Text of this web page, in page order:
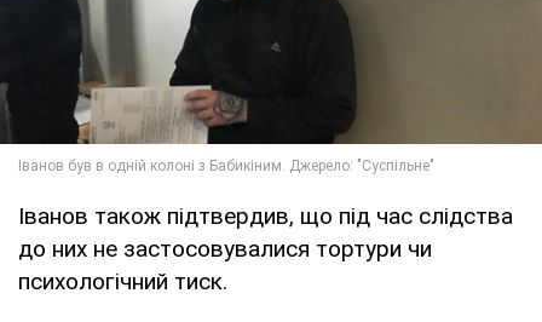
Іванов також підтвердив, що під час слідства
до них не застосовувалися тортури чи
психологічний тиск.